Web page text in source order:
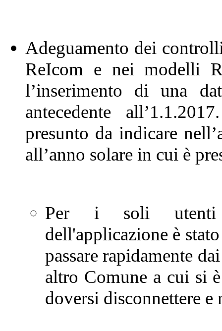
Adeguamento dei
ReIcom e nei modelli
l’inserimento di una
antecedente
presunto da indicare
all’anno solare in cui è
Per i soli utenti
dell'applicazione è
passare rapidamente
altro Comune a cui si
doversi disconnettere e